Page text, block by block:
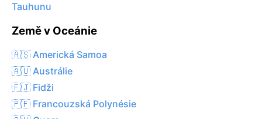
Tauhunu
Země v Oceánie
🇦🇸 Americká Samoa
🇦🇺 Austrálie
🇫🇯 Fidži
🇵🇫 Francouzská Polynésie